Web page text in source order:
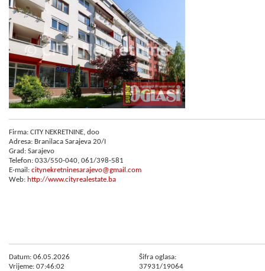
Firma: CITY NEKRETNINE, doo
Adresa: Branilaca Sarajeva 20/I
Grad: Sarajevo
Telefon: 033/550-040, 061/398-581
E-mail: citynekretninesarajevo@gmail.com
Web: http://www.cityrealestate.ba
Datum: 06.05.2026
Vrijeme: 07:46:02
Šifra oglasa:
37931/19064